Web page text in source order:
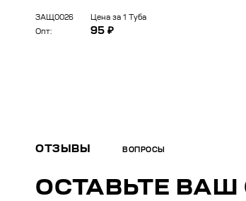
ЗАЩ0026
Цена за 1 Туба
Опт:
95 ₽
ОТЗЫВЫ ВОПРОСЫ
ОСТАВЬТЕ ВАШ